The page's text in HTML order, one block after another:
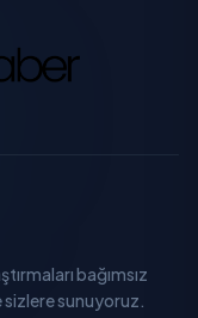
bağımsız
sizlere sunuyoruz.